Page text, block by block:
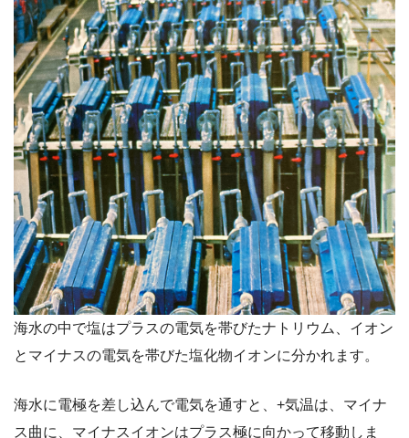
海水の中で塩はプラスの電気を帯びたナトリウム、イオン
とマイナスの電気を帯びた塩化物イオンに分かれます。
海水に電極を差し込んで電気を通すと、+気温は、マイナ
ス曲に、マイナスイオンはプラス極に向かって移動しま